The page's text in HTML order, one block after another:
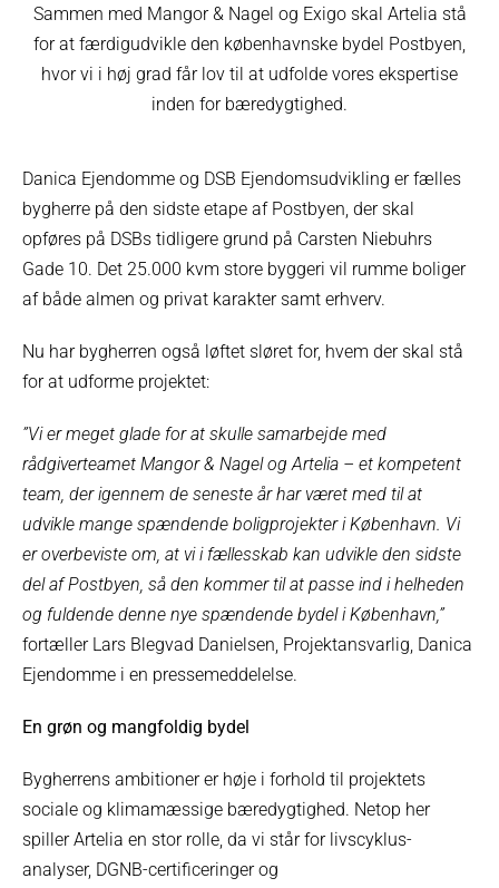
Sammen med Mangor & Nagel og Exigo skal Artelia stå
for at færdigudvikle den københavnske bydel Postbyen,
hvor vi i høj grad får lov til at udfolde vores ekspertise
inden for bæredygtighed.
Danica Ejendomme og DSB Ejendomsudvikling er fælles
bygherre på den sidste etape af Postbyen, der skal
opføres på DSBs tidligere grund på Carsten Niebuhrs
Gade 10. Det 25.000 kvm store byggeri vil rumme boliger
af både almen og privat karakter samt erhverv.
Nu har bygherren også løftet sløret for, hvem der skal stå
for at udforme projektet:
”Vi er meget glade for at skulle samarbejde med
rådgiverteamet Mangor & Nagel og Artelia – et kompetent
team, der igennem de seneste år har været med til at
udvikle mange spændende boligprojekter i København. Vi
er overbeviste om, at vi i fællesskab kan udvikle den sidste
del af Postbyen, så den kommer til at passe ind i helheden
og fuldende denne nye spændende bydel i København,”
fortæller Lars Blegvad Danielsen, Projektansvarlig, Danica
Ejendomme i en pressemeddelelse.
En grøn og mangfoldig bydel
Bygherrens ambitioner er høje i forhold til projektets
sociale og klimamæssige bæredygtighed. Netop her
spiller Artelia en stor rolle, da vi står for livscyklus-
analyser, DGNB-certificeringer og